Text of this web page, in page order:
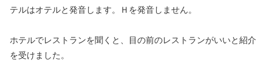
テルはオテルと発音します。Ｈを発音しません。
ホテルでレストランを聞くと、目の前のレストランがいいと紹介
を受けました。